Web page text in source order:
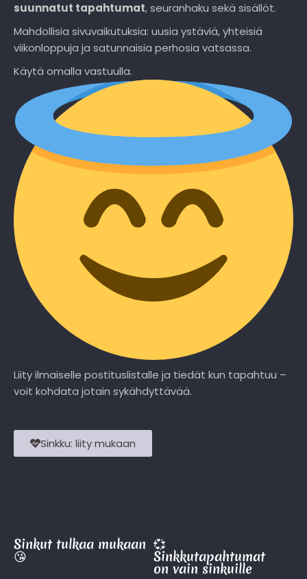
suunnatut tapahtumat, seuranhaku sekä sisällöt.
Mahdollisia sivuvaikutuksia: uusia ystäviä, yhteisiä
viikonloppuja ja satunnaisia perhosia vatsassa.
Käytä omalla vastuulla.
Liity ilmaiselle postituslistalle ja tiedät kun tapahtuu –
voit kohdata jotain sykähdyttävää.
Sinkku: liity mukaan
Sinkut tulkaa mukaan
😘
💞
Sinkkutapahtumat
on vain sinkuille